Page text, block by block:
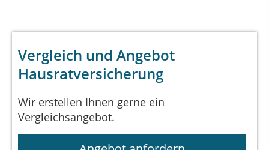
Vergleich und Angebot
Hausratversicherung
Wir erstellen Ihnen gerne ein
Vergleichsangebot.